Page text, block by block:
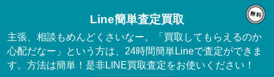
Line簡単査定買取
主張、相談もめんどくさいなー。「買取してもらえるのか
心配だなー」という方は、24時間簡単Lineで査定ができま
す。方法は簡単！是非LINE買取査定をお使いください！